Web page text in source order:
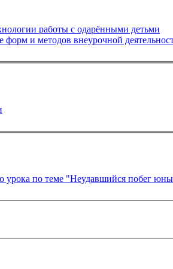
работы с одарёнными детьми
форм и методов внеурочной
урока по теме "Неудавшийся побег